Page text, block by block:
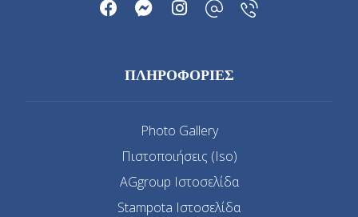
ΠΛΗΡΟΦΟΡΙΕΣ
Photo Gallery
Πιστοποιήσεις (Iso)
AGgroup Ιστοσελίδα
Stampota Ιστοσελίδα